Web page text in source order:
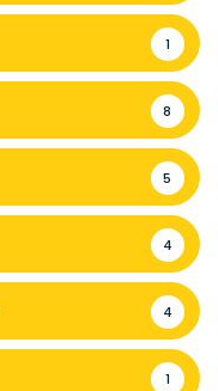
1
8
5
4
4
1